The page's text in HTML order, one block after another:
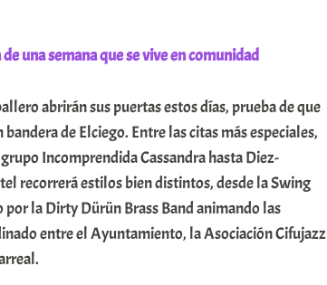
una semana que se vive en comunidad
abrirán sus puertas estos días, prueba de que
de Elciego. Entre las citas más especiales,
Incomprendida Cassandra hasta Diez-
recorrerá estilos bien distintos, desde la Swing
por la Dirty Dürün Brass Band animando las
entre el Ayuntamiento, la Asociación Cifujazz